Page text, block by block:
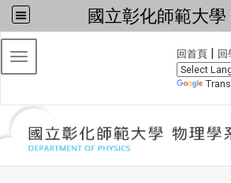
國立彰化師範大
回首頁 | 回
Toggle navigation